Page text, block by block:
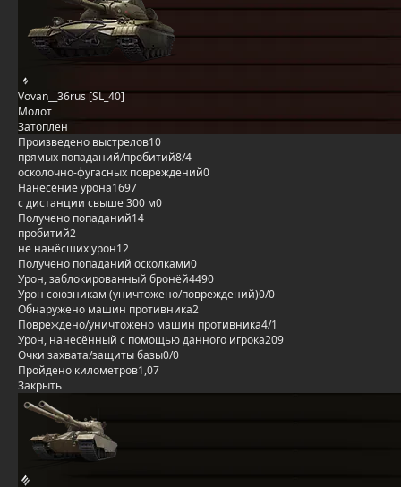
Vovan__36rus [SL_40]
Молот
Затоплен
Произведено выстрелов10
прямых попаданий/пробитий8/4
осколочно-фугасных повреждений0
Нанесение урона1697
с дистанции свыше 300 м0
Получено попаданий14
пробитий2
не нанёсших урон12
Получено попаданий осколками0
Урон, заблокированный бронёй4490
Урон союзникам (уничтожено/повреждений)0/0
Обнаружено машин противника2
Повреждено/уничтожено машин противника4/1
Урон, нанесённый с помощью данного игрока209
Очки захвата/защиты базы0/0
Пройдено километров1,07
Закрыть